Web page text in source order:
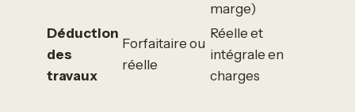
marge)
Déduction
des
travaux
Forfaitaire ou
réelle
Réelle et
intégrale en
charges